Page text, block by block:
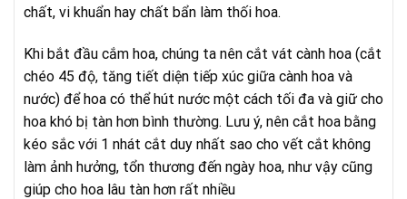
chất, vi khuẩn hay chất bẩn làm thối hoa.
Khi bắt đầu cắm hoa, chúng ta nên cắt vát cành hoa (cắt
chéo 45 độ, tăng tiết diện tiếp xúc giữa cành hoa và
nước) để hoa có thể hút nước một cách tối đa và giữ cho
hoa khó bị tàn hơn bình thường. Lưu ý, nên cắt hoa bằng
kéo sắc với 1 nhát cắt duy nhất sao cho vết cắt không
làm ảnh hưởng, tổn thương đến ngày hoa, như vậy cũng
giúp cho hoa lâu tàn hơn rất nhiều